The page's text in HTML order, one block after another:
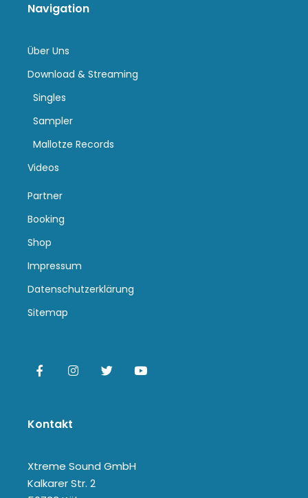
Navigation
Über Uns
Download & Streaming
Singles
Sampler
Mallotze Records
Videos
Partner
Booking
Shop
Impressum
Datenschutzerklärung
Sitemap
Kontakt
Xtreme Sound GmbH
Kalkarer Str. 2